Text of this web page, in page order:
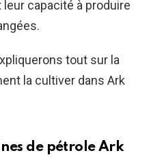
capacité à produire
tout sur la
la cultiver dans Ark
de pétrole Ark